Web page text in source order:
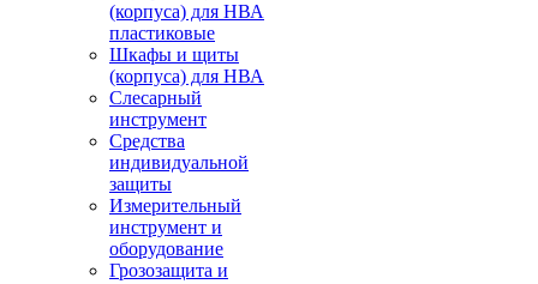
(корпуса) для НВА
пластиковые
Шкафы и щиты
(корпуса) для НВА
Слесарный
инструмент
Средства
индивидуальной
защиты
Измерительный
инструмент и
оборудование
Грозозащита и